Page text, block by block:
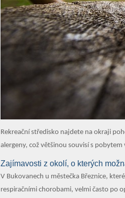
Rekreační středisko najdete na okraji
alergeny, což většinou souvisí s pobytem
Zajímavosti z okolí, o kterých
V Bukovanech u městečka Březnice,
respiračními chorobami, velmi často po